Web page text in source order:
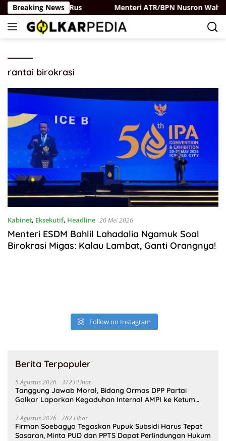
Langsung
ke
konten
Breaking News
Partai Belaya Rus Menteri ATR/BPN Nusron Wahid
rantai birokrasi
Kabinet, Eksekutif, Headline 20 Mei 2026
Menteri ESDM Bahlil Lahadalia Ngamuk Soal
Birokrasi Migas: Kalau Lambat, Ganti Orangnya!
Follow on Instagram
Berita Terpopuler
5 Agustus 2026 3723 Lihat
Tanggung Jawab Moral, Bidang Ormas DPP Partai
Golkar Laporkan Kegaduhan Internal AMPI ke Ketum
7 Agustus 2026 782 Lihat
Firman Soebagyo Tegaskan Pupuk Subsidi Harus Tepat
Sasaran, Minta PUD dan PPTS Dapat Perlindungan Hukum